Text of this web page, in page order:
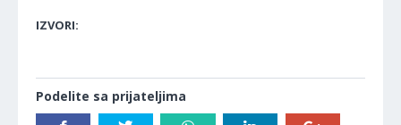
IZVORI:
Podelite sa prijateljima